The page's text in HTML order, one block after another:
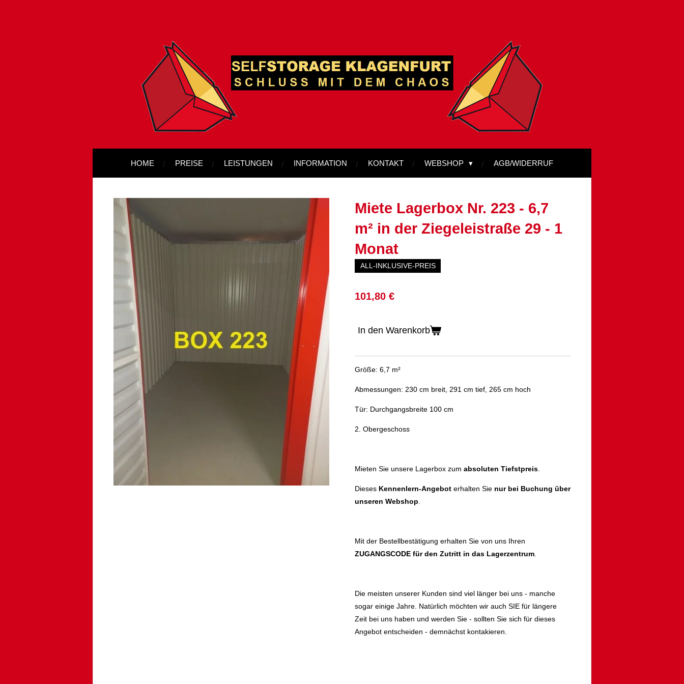
HOME PREISE LEISTUNGEN INFORMATION KONTAKT WEBSHOP AGB/WIDERRUF
Miete Lagerbox Nr. 223 - 6,7
m² in der Ziegeleistraße 29 - 1
Monat
ALL-INKLUSIVE-PREIS
101,80 €
In den Warenkorb
Größe: 6,7 m²
Abmessungen: 230 cm breit, 291 cm tief, 265 cm hoch
Tür: Durchgangsbreite 100 cm
2. Obergeschoss
Mieten Sie unsere Lagerbox zum absoluten Tiefstpreis.
Dieses Kennenlern-Angebot erhalten Sie nur bei Buchung über
unseren Webshop.
Mit der Bestellbestätigung erhalten Sie von uns Ihren
ZUGANGSCODE für den Zutritt in das Lagerzentrum.
Die meisten unserer Kunden sind viel länger bei uns - manche
sogar einige Jahre. Natürlich möchten wir auch SIE für längere
Zeit bei uns haben und werden Sie - sollten Sie sich für dieses
Angebot entscheiden - demnächst kontakieren.